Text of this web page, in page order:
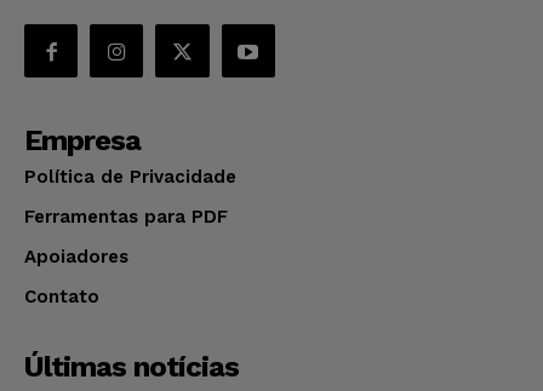
Empresa
Política de Privacidade
Ferramentas para PDF
Apoiadores
Contato
Últimas notícias